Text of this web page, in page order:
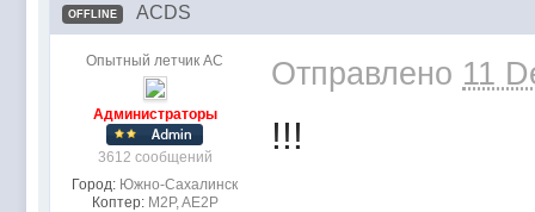
OFFLINE ACDS
Опытный летчик АС
Администраторы
3612 сообщений
Город: Южно-Сахалинск
Коптер: M2P, AE2P
Отправлено 11
!!!